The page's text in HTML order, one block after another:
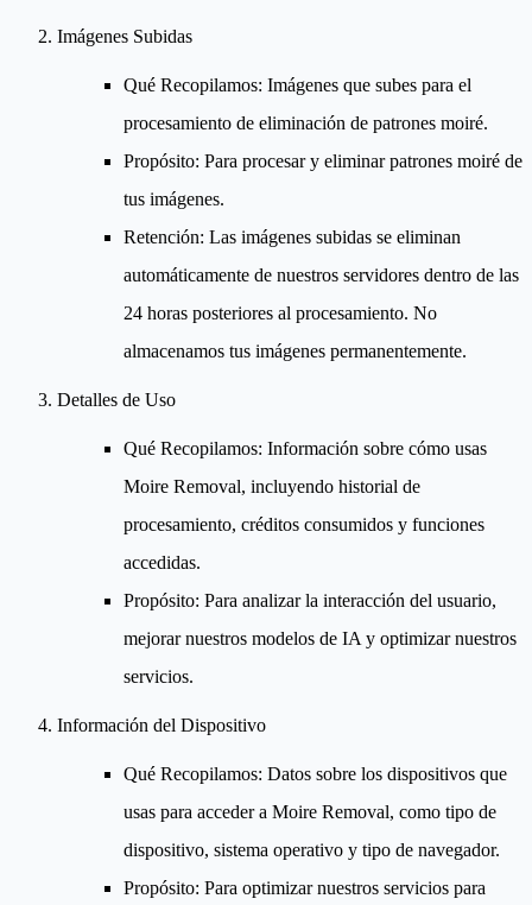
Imágenes Subidas
Qué Recopilamos: Imágenes que subes para el
procesamiento de eliminación de patrones moiré.
Propósito: Para procesar y eliminar patrones moiré de
tus imágenes.
Retención: Las imágenes subidas se eliminan
automáticamente de nuestros servidores dentro de las
24 horas posteriores al procesamiento. No
almacenamos tus imágenes permanentemente.
Detalles de Uso
Qué Recopilamos: Información sobre cómo usas
Moire Removal, incluyendo historial de
procesamiento, créditos consumidos y funciones
accedidas.
Propósito: Para analizar la interacción del usuario,
mejorar nuestros modelos de IA y optimizar nuestros
servicios.
Información del Dispositivo
Qué Recopilamos: Datos sobre los dispositivos que
usas para acceder a Moire Removal, como tipo de
dispositivo, sistema operativo y tipo de navegador.
Propósito: Para optimizar nuestros servicios para